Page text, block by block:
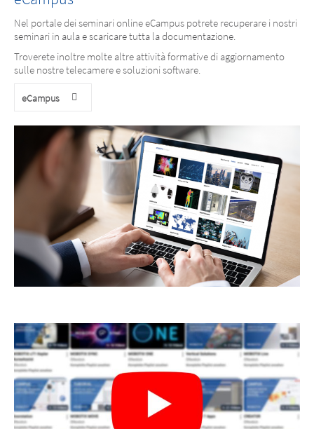
Nel portale dei seminari online eCampus potrete recuperare i nostri
seminari in aula e scaricare tutta la documentazione.
Troverete inoltre molte altre attività formative di aggiornamento
sulle nostre telecamere e soluzioni software.
eCampus